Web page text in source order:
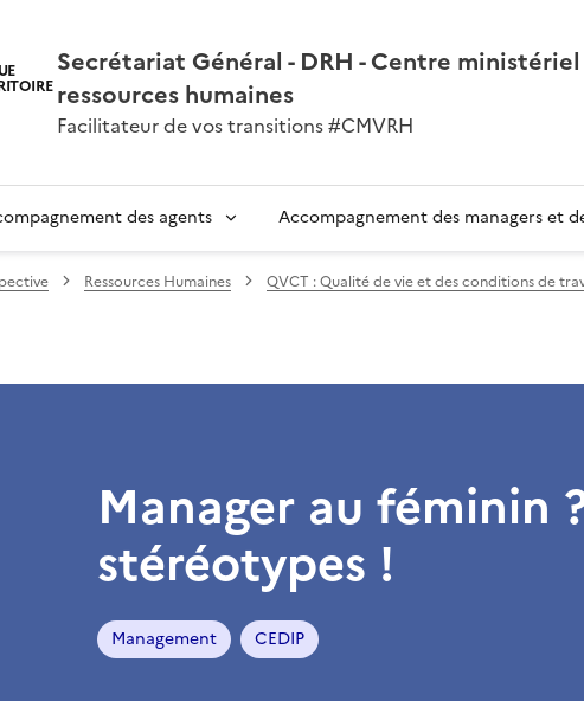
Secrétariat Général - DRH - Centre
ressources humaines
Facilitateur de vos transitions #CMVRH
des agents Accompagnement des managers et
Ressources Humaines QVCT : Qualité de vie et des conditions de
Manager au féminin
stéréotypes !
Management CEDIP